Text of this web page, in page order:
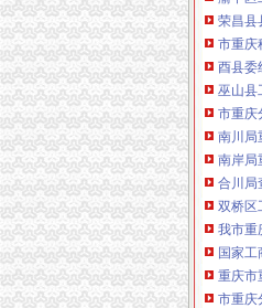
市重庆
酉县委
巫山县
市重庆
南川局
南岸局
合川局
双桥区
我市重
国家工
重庆市
市重庆
渝北区